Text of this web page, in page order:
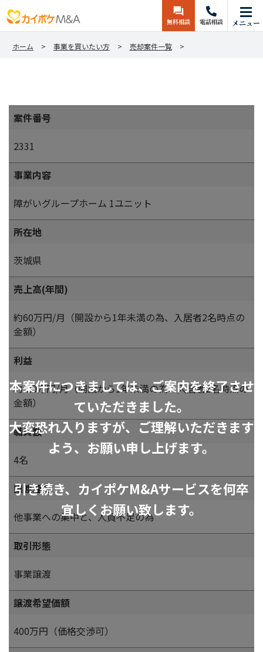
無料相談 電話相談 メニュー
ホーム 事業を買いたい方 売却案件一覧
本案件につきましては、ご案内を終了させ
ていただきました。
大変恐れ入りますが、ご理解いただきます
よう、お願い申し上げます。
引き続き、カイポケM&Aサービスを何卒
宜しくお願い致します。
案件番号
2331
事業内容
障がいグループホーム 1ユニット
所在地
茨城県
売上高(年間)
約60万円/月（開設から1年未満の為、入居者2名時点の
金額）
利益
約-20万円/月（開設から1年未満の為、入居者2名時点の
金額）
職員数
4名
譲渡理由
他事業への集中と、人員不足の為
取引形態
事業譲渡
譲渡希望価額
400万円（価格交渉可）